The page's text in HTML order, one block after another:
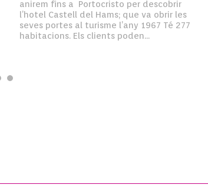
anirem fins a  Portocristo per descobrir
l’hotel Castell del Hams; que va obrir les
seves portes al turisme l’any 1967 Té 277
habitacions. Els clients poden...